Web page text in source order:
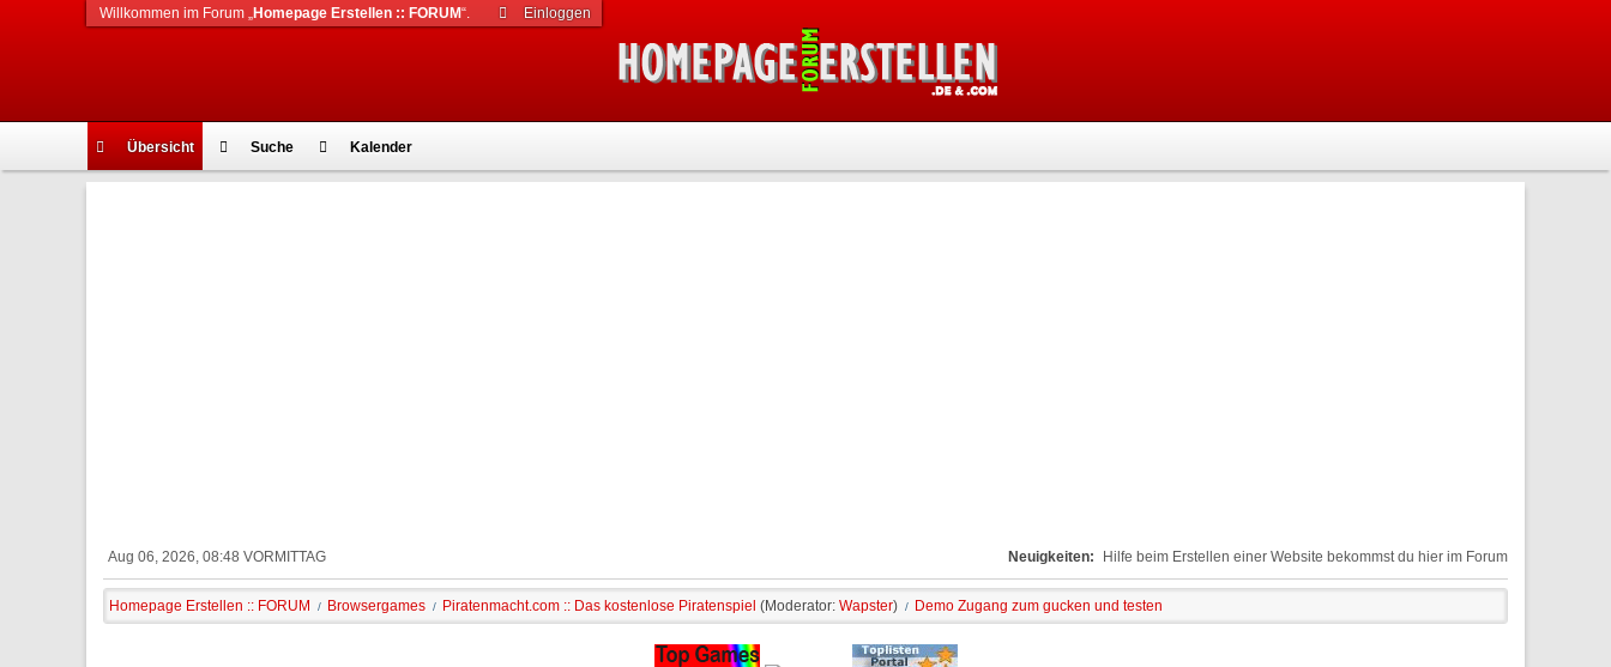
Übersicht Suche Kalender
Willkommen im Forum „Homepage Erstellen :: FORUM“. Einloggen
Aug 06, 2026, 08:48 VORMITTAG Neuigkeiten: Hilfe beim Erstellen einer Website bekommst du hier im Forum
Homepage Erstellen :: FORUM / Browsergames / Piratenmacht.com :: Das kostenlose Piratenspiel (Moderator: Wapster) / Demo Zugang zum gucken und testen